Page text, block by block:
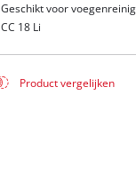
Geschikt voor
CC 18 Li
Product vergelijken